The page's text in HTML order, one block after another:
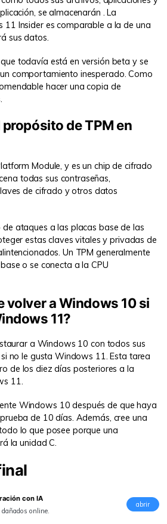
con IA
dañados online.
abrir
se almacenarán . La
11 Insider es comparable a la de una
sus datos.
todavía está en versión beta y se
comportamiento inesperado. Como
hacer una copia de
propósito de TPM en
Module, y es un chip de cifrado
todas sus contraseñas,
de cifrado y otros datos
ataques a las placas base de las
estas claves vitales y privadas de
Un TPM generalmente
o se conecta a la CPU
volver a Windows 10 si
11?
a Windows 10 con todos sus
no le gusta Windows 11. Esta tarea
de los diez días posteriores a la
11.
Windows 10 después de que haya
de 10 días. Además, cree una
lo que posee porque una
la unidad C.
que acaban de actualizar a Windows
a Wi-Fi de varias maneras.